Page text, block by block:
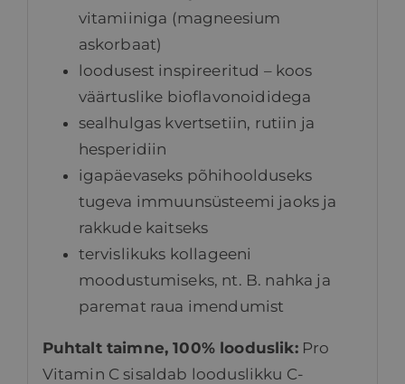
vitamiiniga (magneesium
askorbaat)
loodusest inspireeritud – koos
väärtuslike bioflavonoididega
sealhulgas kvertsetiin, rutiin ja
hesperidiin
igapäevaseks põhihoolduseks
tugeva immuunsüsteemi jaoks ja
rakkude kaitseks
tervislikuks kollageeni
moodustumiseks, nt. B. nahka ja
paremat raua imendumist
Puhtalt taimne, 100% looduslik:Pro
Vitamin C sisaldab looduslikku C-